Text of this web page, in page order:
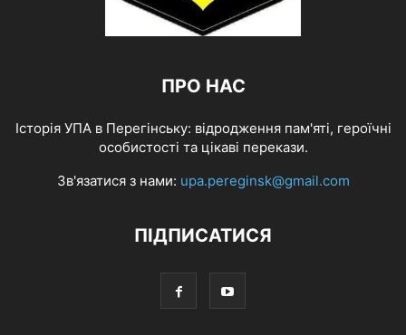
ПРО НАС
Історія УПА в Перегінську: відродження пам'яті, героїчні
особистості та цікаві перекази.
Зв'язатися з нами: upa.pereginsk@gmail.com
ПІДПИСАТИСЯ